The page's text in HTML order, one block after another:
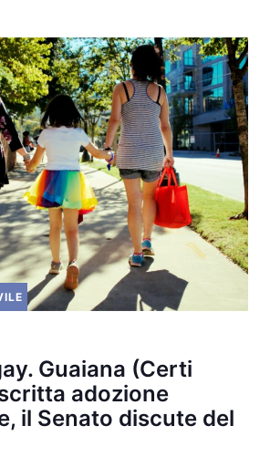
Guaiana (Certi
adozione
il Senato discute del